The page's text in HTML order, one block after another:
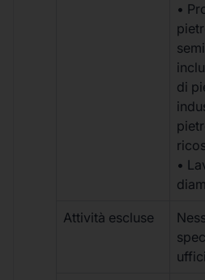
•
di
•
Attività escluse